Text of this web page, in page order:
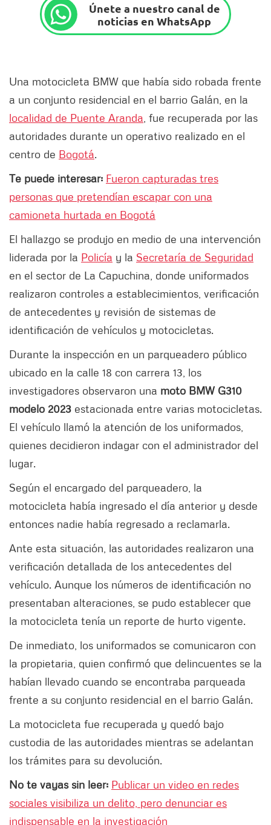
Únete a nuestro canal de
noticias en WhatsApp
Una motocicleta BMW que había sido robada frente
a un conjunto residencial en el barrio Galán, en la
localidad de Puente Aranda , fue recuperada por las
autoridades durante un operativo realizado en el
centro de Bogotá.
Te puede interesar: Fueron capturadas tres
personas que pretendían escapar con una
camioneta hurtada en Bogotá
El hallazgo se produjo en medio de una intervención
liderada por la Policía y la Secretaría de Seguridad
en el sector de La Capuchina, donde uniformados
realizaron controles a establecimientos, verificación
de antecedentes y revisión de sistemas de
identificación de vehículos y motocicletas.
Durante la inspección en un parqueadero público
ubicado en la calle 18 con carrera 13, los
investigadores observaron una moto BMW G310
modelo 2023 estacionada entre varias motocicletas.
El vehículo llamó la atención de los uniformados,
quienes decidieron indagar con el administrador del
lugar.
Según el encargado del parqueadero, la
motocicleta había ingresado el día anterior y desde
entonces nadie había regresado a reclamarla.
Ante esta situación, las autoridades realizaron una
verificación detallada de los antecedentes del
vehículo. Aunque los números de identificación no
presentaban alteraciones, se pudo establecer que
la motocicleta tenía un reporte de hurto vigente.
De inmediato, los uniformados se comunicaron con
la propietaria, quien confirmó que delincuentes se la
habían llevado cuando se encontraba parqueada
frente a su conjunto residencial en el barrio Galán.
La motocicleta fue recuperada y quedó bajo
custodia de las autoridades mientras se adelantan
los trámites para su devolución.
No te vayas sin leer: Publicar un video en redes
sociales visibiliza un delito, pero denunciar es
indispensable en la investigación